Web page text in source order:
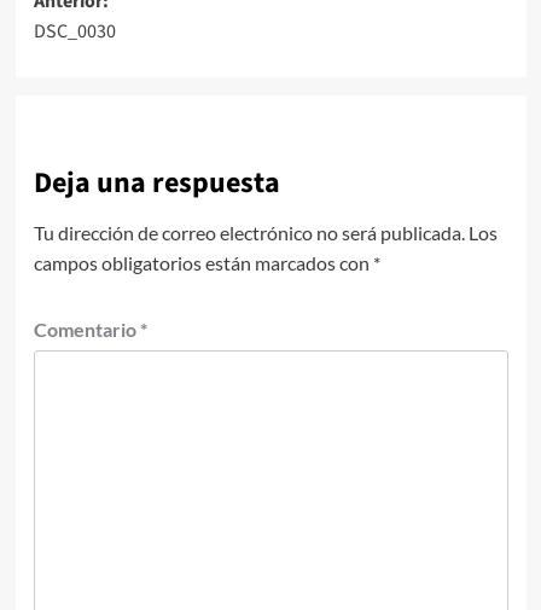
de
DSC_0030
Deja una respuesta
Tu dirección de correo electrónico no será publicada. Los
campos obligatorios están marcados con *
Comentario *